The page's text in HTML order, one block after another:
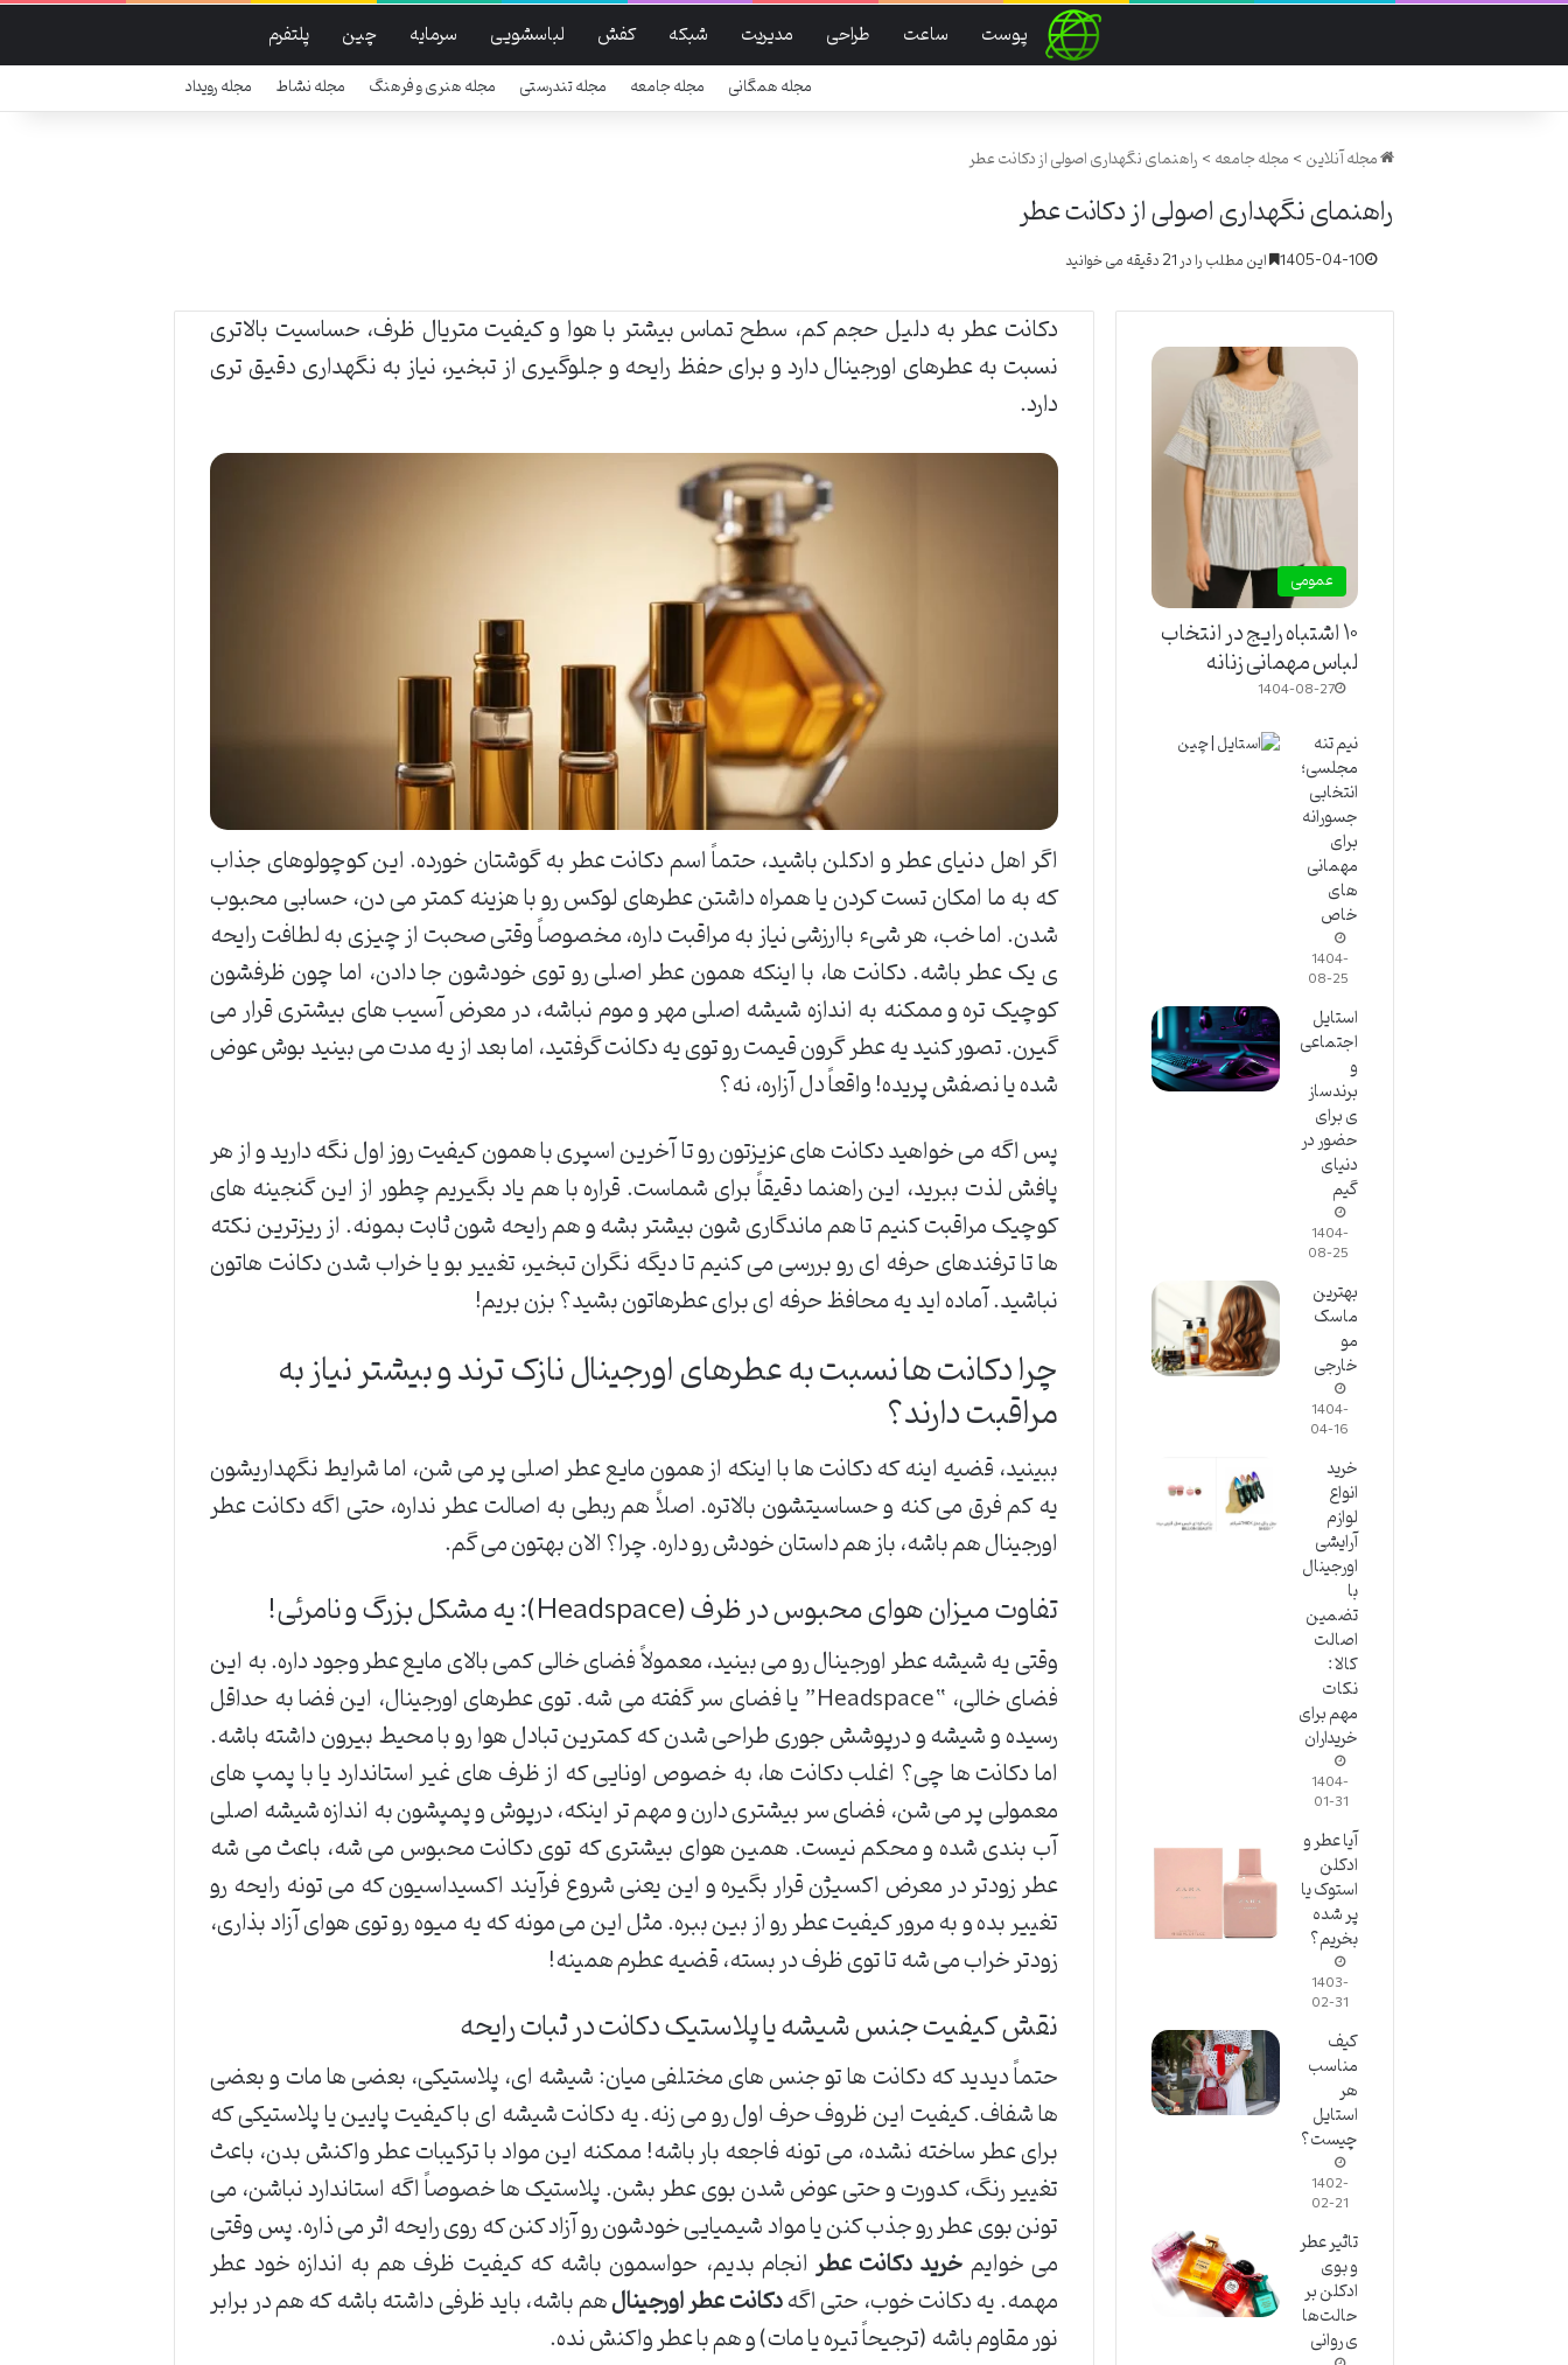
پوست ساعت طراحی مدیریت شبکه کفش لباسشویی سرمایه چین پلتفرم
مجله همگانی مجله جامعه مجله تندرستی مجله هنری و فرهنگ مجله نشاط مجله رویداد
مجله آنلاین>مجله جامعه>راهنمای نگهداری اصولی از دکانت عطر
راهنمای نگهداری اصولی از دکانت عطر
1405-04-10 این مطلب را در 21 دقیقه می خوانید
دکانت عطر به دلیل حجم کم، سطح تماس بیشتر با هوا و کیفیت متریال ظرف، حساسیت بالاتری
نسبت به عطرهای اورجینال دارد و برای حفظ رایحه و جلوگیری از تبخیر، نیاز به نگهداری دقیق تری
دارد.
اگر اهل دنیای عطر و ادکلن باشید، حتماً اسم دکانت عطر به گوشتان خورده. این کوچولوهای جذاب
که به ما امکان تست کردن یا همراه داشتن عطرهای لوکس رو با هزینه کمتر می دن، حسابی محبوب
شدن. اما خب، هر شیء باارزشی نیاز به مراقبت داره، مخصوصاً وقتی صحبت از چیزی به لطافت رایحه
ی یک عطر باشه. دکانت ها، با اینکه همون عطر اصلی رو توی خودشون جا دادن، اما چون ظرفشون
کوچیک تره و ممکنه به اندازه شیشه اصلی مهر و موم نباشه، در معرض آسیب های بیشتری قرار می
گیرن. تصور کنید یه عطر گرون قیمت رو توی یه دکانت گرفتید، اما بعد از یه مدت می بینید بوش عوض
شده یا نصفش پریده! واقعاً دل آزاره، نه؟
پس اگه می خواهید دکانت های عزیزتون رو تا آخرین اسپری با همون کیفیت روز اول نگه دارید و از هر
پافش لذت ببرید، این راهنما دقیقاً برای شماست. قراره با هم یاد بگیریم چطور از این گنجینه های
کوچیک مراقبت کنیم تا هم ماندگاری شون بیشتر بشه و هم رایحه شون ثابت بمونه. از ریزترین نکته
ها تا ترفندهای حرفه ای رو بررسی می کنیم تا دیگه نگران تبخیر، تغییر بو یا خراب شدن دکانت هاتون
نباشید. آماده اید یه محافظ حرفه ای برای عطرهاتون بشید؟ بزن بریم!
چرا دکانت ها نسبت به عطرهای اورجینال نازک ترند و بیشتر نیاز به
مراقبت دارند؟
ببینید، قضیه اینه که دکانت ها با اینکه از همون مایع عطر اصلی پر می شن، اما شرایط نگهداریشون
یه کم فرق می کنه و حساسیتشون بالاتره. اصلاً هم ربطی به اصالت عطر نداره، حتی اگه دکانت عطر
اورجینال هم باشه، باز هم داستان خودش رو داره. چرا؟ الان بهتون می گم.
تفاوت میزان هوای محبوس در ظرف (Headspace): یه مشکل بزرگ و نامرئی!
وقتی یه شیشه عطر اورجینال رو می بینید، معمولاً فضای خالی کمی بالای مایع عطر وجود داره. به این
فضای خالی، “Headspace” یا فضای سر گفته می شه. توی عطرهای اورجینال، این فضا به حداقل
رسیده و شیشه و درپوشش جوری طراحی شدن که کمترین تبادل هوا رو با محیط بیرون داشته باشه.
اما دکانت ها چی؟ اغلب دکانت ها، به خصوص اونایی که از ظرف های غیر استاندارد یا با پمپ های
معمولی پر می شن، فضای سر بیشتری دارن و مهم تر اینکه، درپوش و پمپشون به اندازه شیشه اصلی
آب بندی شده و محکم نیست. همین هوای بیشتری که توی دکانت محبوس می شه، باعث می شه
عطر زودتر در معرض اکسیژن قرار بگیره و این یعنی شروع فرآیند اکسیداسیون که می تونه رایحه رو
تغییر بده و به مرور کیفیت عطر رو از بین ببره. مثل این می مونه که یه میوه رو توی هوای آزاد بذاری،
زودتر خراب می شه تا توی ظرف در بسته، قضیه عطرم همینه!
نقش کیفیت جنس شیشه یا پلاستیک دکانت در ثبات رایحه
حتماً دیدید که دکانت ها تو جنس های مختلفی میان: شیشه ای، پلاستیکی، بعضی ها مات و بعضی
ها شفاف. کیفیت این ظروف حرف اول رو می زنه. یه دکانت شیشه ای با کیفیت پایین یا پلاستیکی که
برای عطر ساخته نشده، می تونه فاجعه بار باشه! ممکنه این مواد با ترکیبات عطر واکنش بدن، باعث
تغییر رنگ، کدورت و حتی عوض شدن بوی عطر بشن. پلاستیک ها خصوصاً اگه استاندارد نباشن، می
تونن بوی عطر رو جذب کنن یا مواد شیمیایی خودشون رو آزاد کنن که روی رایحه اثر می ذاره. پس وقتی
می خوایمخرید دکانت عطر انجام بدیم، حواسمون باشه که کیفیت ظرف هم به اندازه خود عطر
مهمه. یه دکانت خوب، حتی اگهدکانت عطر اورجینالهم باشه، باید ظرفی داشته باشه که هم در برابر
نور مقاوم باشه (ترجیحاً تیره یا مات) و هم با عطر واکنش نده.
عمومی
۱۰ اشتباه رایج در انتخاب
لباس مهمانی زنانه
1404-08-27
نیم تنه
مجلسی؛
انتخابی
جسورانه
برای
مهمانی
های
خاص
1404-
08-25
استایل
اجتماعی
و
برندساز
ی برای
حضور در
دنیای
گیم
1404-
08-25
بهترین
ماسک
مو
خارجی
1404-
04-16
خرید
انواع
لوازم
آرایشی
اورجینال
با
تضمین
اصالت
کالا :
نکات
مهم برای
خریداران
1404-
01-31
آیا عطر و
ادکلن
استوک یا
پر شده
بخریم؟
1403-
02-31
کیف
مناسب
هر
استایل
چیست؟
1402-
02-21
تاثیر عطر
و بوی
ادکلن بر
حالت‌ها
ی روانی